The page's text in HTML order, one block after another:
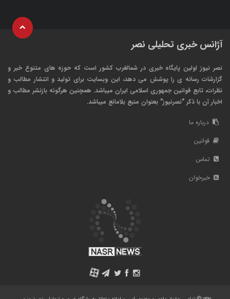
آژانس خبری تحلیلی نصر
نصر نیوز اولین پایگاه خبری در شمالغرب کشور است که حوزه های متنوع خبر و
گزارشات رسانه ی را پوشش می دهد، این وبسایت برای تولید و انتشار مطالب و
نظرات، تابع قوانین جمهوری اسلامی ایران میباشد. همچنین هرگونه بازنشر مطالب و
اخبار آن با ذکر "نصرنیوز" بعنوان منبع بلامانع میباشد.
درباره ما
قوانین
تماس
خبرخوان
A